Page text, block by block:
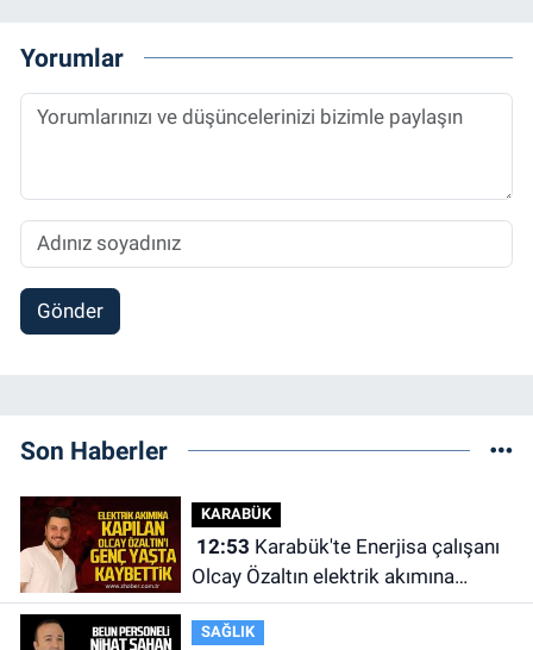
Yorumlar
Gönder
Son Haberler
KARABÜK
12:53
Olcay Özaltın elektrik akımına
kapılarak hayatını kaybetti.
SAĞLIK